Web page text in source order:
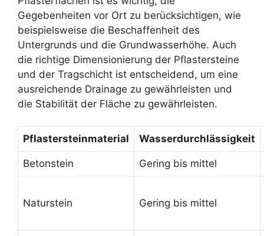
Gegebenheiten vor Ort zu berücksichtigen, wie
beispielsweise die Beschaffenheit des
Untergrunds und die Grundwasserhöhe. Auch
die richtige Dimensionierung der Pflastersteine
und der Tragschicht ist entscheidend, um eine
ausreichende Drainage zu gewährleisten und
die Stabilität der Fläche zu gewährleisten.
Pflastersteinmaterial Wasserdurchlässigkeit
Betonstein Gering bis mittel
Naturstein Gering bis mittel